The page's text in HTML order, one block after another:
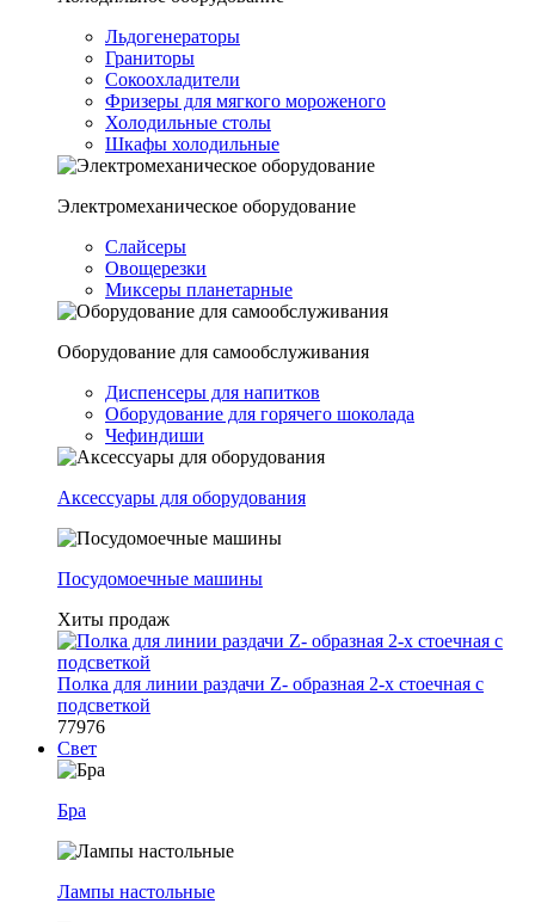
Льдогенераторы
Граниторы
Сокоохладители
Фризеры для мягкого мороженого
Холодильные столы
Шкафы холодильные
Электромеханическое оборудование
Слайсеры
Овощерезки
Миксеры планетарные
Оборудование для самообслуживания
Диспенсеры для напитков
Оборудование для горячего шоколада
Чефиндиши
Аксессуары для оборудования
Посудомоечные машины
Хиты продаж
Полка для линии раздачи Z- образная 2-х стоечная с
подсветкой
77976
Свет
Бра
Лампы настольные